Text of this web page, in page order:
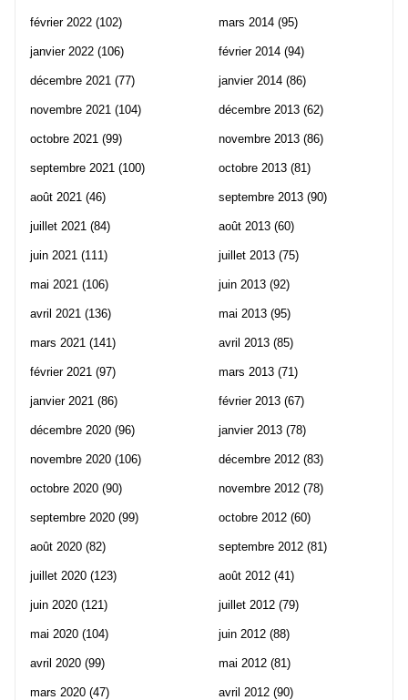
février 2022 (102)
janvier 2022 (106)
décembre 2021 (77)
novembre 2021 (104)
octobre 2021 (99)
septembre 2021 (100)
août 2021 (46)
juillet 2021 (84)
juin 2021 (111)
mai 2021 (106)
avril 2021 (136)
mars 2021 (141)
février 2021 (97)
janvier 2021 (86)
décembre 2020 (96)
novembre 2020 (106)
octobre 2020 (90)
septembre 2020 (99)
août 2020 (82)
juillet 2020 (123)
juin 2020 (121)
mai 2020 (104)
avril 2020 (99)
mars 2020 (47)
mars 2014 (95)
février 2014 (94)
janvier 2014 (86)
décembre 2013 (62)
novembre 2013 (86)
octobre 2013 (81)
septembre 2013 (90)
août 2013 (60)
juillet 2013 (75)
juin 2013 (92)
mai 2013 (95)
avril 2013 (85)
mars 2013 (71)
février 2013 (67)
janvier 2013 (78)
décembre 2012 (83)
novembre 2012 (78)
octobre 2012 (60)
septembre 2012 (81)
août 2012 (41)
juillet 2012 (79)
juin 2012 (88)
mai 2012 (81)
avril 2012 (90)